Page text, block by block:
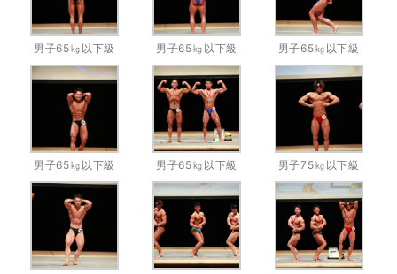
男子65㎏以下級 男子65㎏以下級 男子65㎏以下級
男子65㎏以下級 男子65㎏以下級 男子75㎏以下級